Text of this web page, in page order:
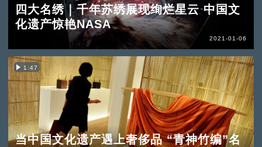
四大名绣｜千年苏绣展现绚烂星云 中国文
化遗产惊艳NASA
2021-01-06
1:47
当中国文化遗产遇上奢侈品 “青神竹编”名